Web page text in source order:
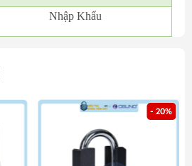
Nhập Khẩu
- 20%